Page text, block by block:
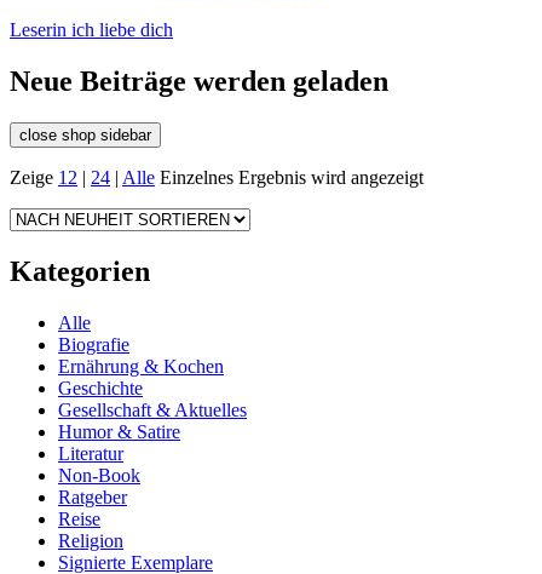
Leserin ich liebe dich
Neue Beiträge werden geladen
close shop sidebar
Zeige 12 | 24 | Alle Einzelnes Ergebnis wird angezeigt
Kategorien
Alle
Biografie
Ernährung & Kochen
Geschichte
Gesellschaft & Aktuelles
Humor & Satire
Literatur
Non-Book
Ratgeber
Reise
Religion
Signierte Exemplare